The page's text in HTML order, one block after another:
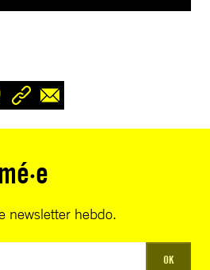
newsletter hebdo.
OK